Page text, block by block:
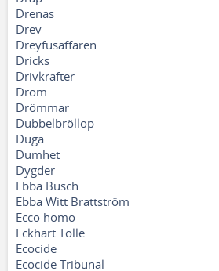
Drenas
Drev
Dreyfusaffären
Dricks
Drivkrafter
Dröm
Drömmar
Dubbelbröllop
Duga
Dumhet
Dygder
Ebba Busch
Ebba Witt Brattström
Ecco homo
Eckhart Tolle
Ecocide
Ecocide Tribunal